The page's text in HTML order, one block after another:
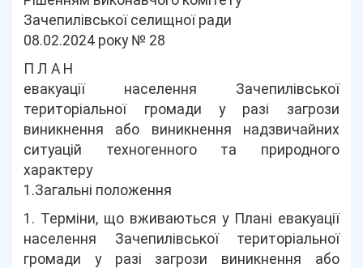
Зачепилівської селищної ради
08.02.2024 року № 28
П Л А Н
евакуації населення Зачепилівської
територіальної громади у разі загрози
виникнення або виникнення надзвичайних
ситуацій техногенного та природного
характеру
1.Загальні положення
1. Терміни, що вживаються у Плані евакуації
населення Зачепилівської територіальної
громади у разі загрози виникнення або